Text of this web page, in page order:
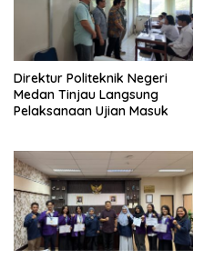
Direktur Politeknik Negeri
Medan Tinjau Langsung
Pelaksanaan Ujian Masuk